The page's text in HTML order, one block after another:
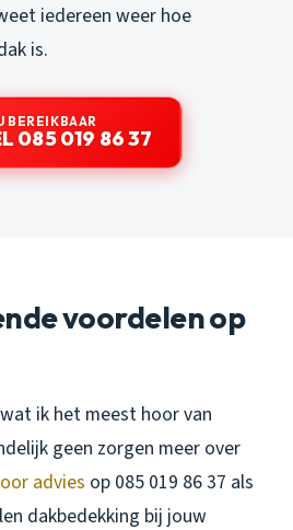
iedereen weer hoe
is.
BEREIKBAAR
085 019 86 37
voordelen op
ik het meest hoor van
geen zorgen meer over
advies op 085 019 86 37 als
dakbedekking bij jouw